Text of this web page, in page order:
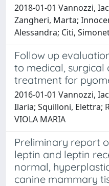
2018-01-01 Vannozzi,
Zangheri, Marta;
Alessandra; Citi,
Follow up
to medical, surgical
treatment for
2016-01-01 Vannozzi,
Ilaria; Squilloni, Elettra;
VIOLA MARIA
Preliminary report
leptin and leptin
normal,
canine mammary